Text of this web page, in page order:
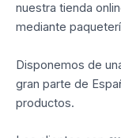
nuestra tienda
mediante
Disponemos de
gran parte de
productos.